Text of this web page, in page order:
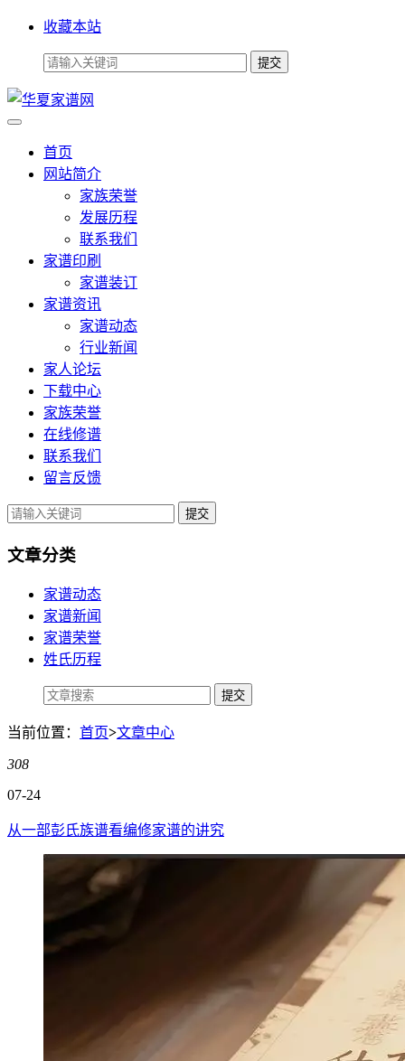
收藏本站
首页
网站简介
家族荣誉
发展历程
联系我们
家谱印刷
家谱装订
家谱资讯
家谱动态
行业新闻
家人论坛
下载中心
家族荣誉
在线修谱
联系我们
留言反馈
提交
文章分类
家谱动态
家谱新闻
家谱荣誉
姓氏历程
当前位置： 首页>文章中心
308
07-24
从一部彭氏族谱看编修家谱的讲究